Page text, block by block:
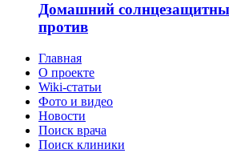
Домашний
против
Главная
О проекте
Wiki-статьи
Фото и видео
Новости
Поиск врача
Поиск клиники